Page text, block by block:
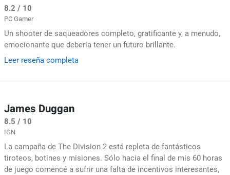
8.2 / 10
PC Gamer
Un shooter de saqueadores completo, gratificante y, a menudo,
emocionante que debería tener un futuro brillante.
Leer reseña completa
James Duggan
8.5 / 10
IGN
La campaña de The Division 2 está repleta de fantásticos
tiroteos, botines y misiones. Sólo hacia el final de mis 60 horas
de juego comencé a sufrir una falta de incentivos interesantes,